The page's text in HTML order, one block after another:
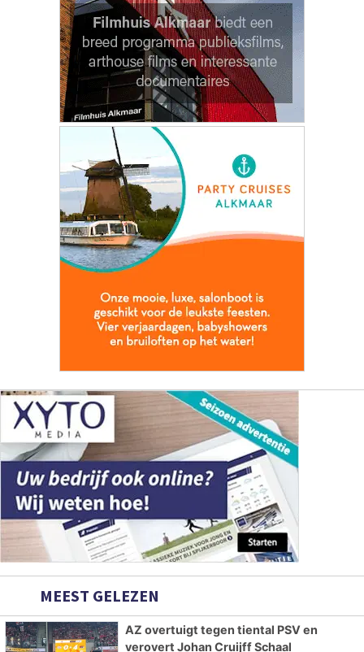
MEEST GELEZEN
AZ overtuigt tegen tiental PSV en
verovert Johan Cruijff Schaal